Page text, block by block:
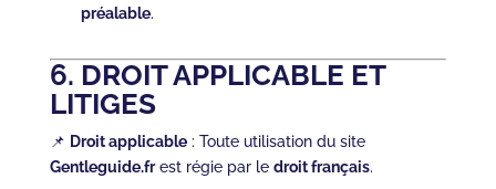
préalable.
6. DROIT APPLICABLE ET
LITIGES
📌 Droit applicable: Toute utilisation du site
Gentleguide.frest régie par le droit français.